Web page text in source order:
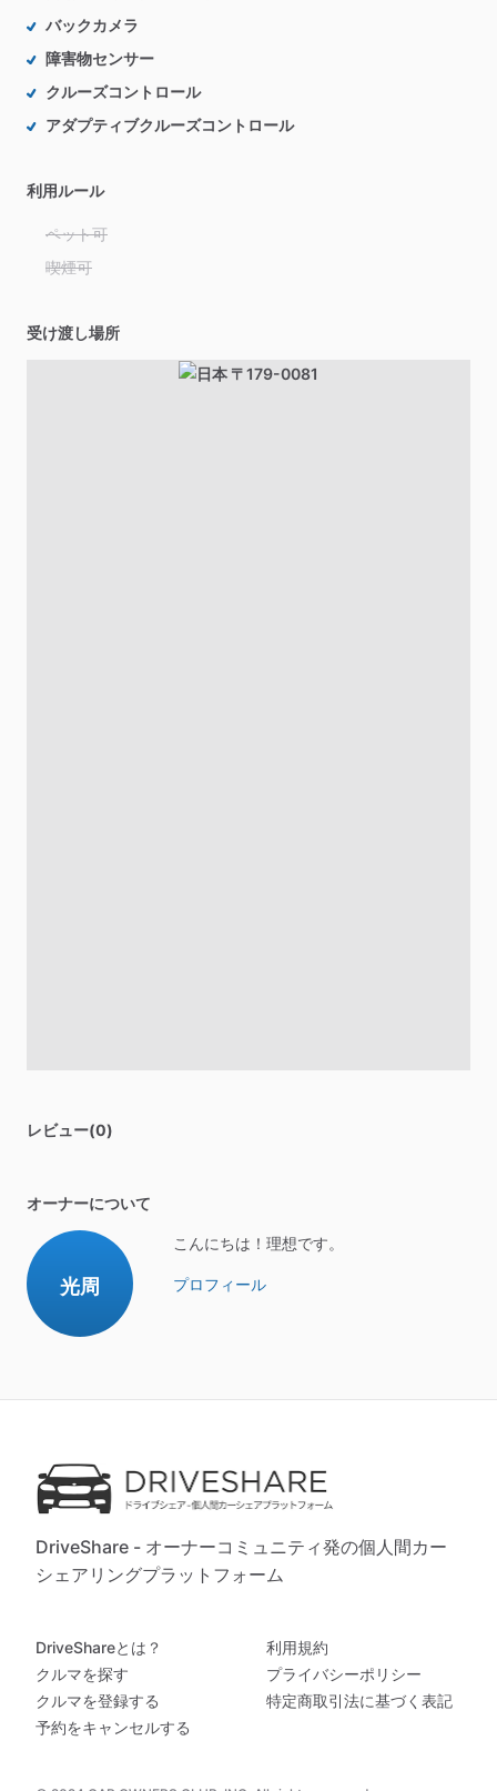
バックカメラ
障害物センサー
クルーズコントロール
アダプティブクルーズコントロール
利用ルール
ペット可
喫煙可
受け渡し場所
レビュー(0)
オーナーについて
光周
こんにちは！理想です。
プロフィール
DriveShare - オーナーコミュニティ発の個人間カー
シェアリングプラットフォーム
DriveShareとは？
クルマを探す
クルマを登録する
予約をキャンセルする
利用規約
プライバシーポリシー
特定商取引法に基づく表記